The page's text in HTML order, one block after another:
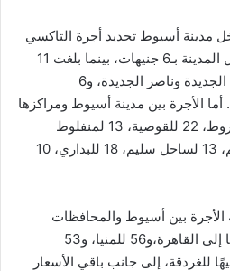
مدينة أسيوط تحديد أجرة التاكسي
المدينة بـ6 جنيهات، بينما بلغت
الجديدة وناصر الجديدة، و6
. أما الأجرة بين مدينة أسيوط ومراكزها
للقوصية،
لمنفلوط
لساحل سليم، للبداري،
الأجرة بين أسيوط والمحافظات
إلى القاهرة،و56 للمنيا، و53
للغردقة، إلى جانب باقي الأسعار